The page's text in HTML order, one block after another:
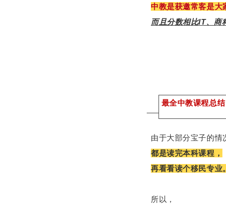
中教是获邀常客是大
而且分数相比IT、商
最全中教课程总结
由于大部分宝子的情
都是读完本科课程，
再看看读个移民专业。
所以，